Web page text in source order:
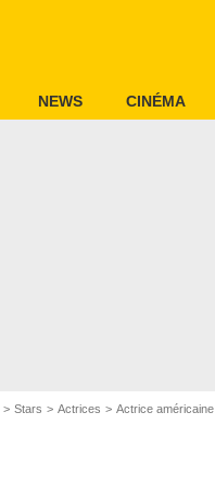
NEWS CINÉMA
Stars Actrices Actrice américaine